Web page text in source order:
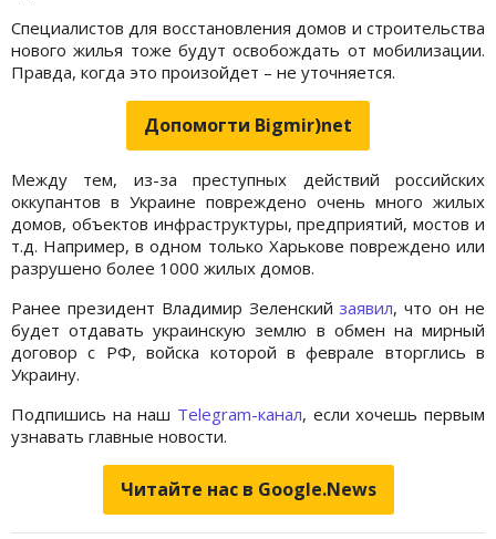
Специалистов для восстановления домов и строительства
нового жилья тоже будут освобождать от мобилизации.
Правда, когда это произойдет – не уточняется.
Допомогти Bigmir)net
Между тем, из-за преступных действий российских
оккупантов в Украине повреждено очень много жилых
домов, объектов инфраструктуры, предприятий, мостов и
т.д. Например, в одном только Харькове повреждено или
разрушено более 1000 жилых домов.
Ранее президент Владимир Зеленскийзаявил, что он не
будет отдавать украинскую землю в обмен на мирный
договор с РФ, войска которой в феврале вторглись в
Украину.
Подпишись на наш Telegram-канал, если хочешь первым
узнавать главные новости.
Читайте нас в Google.News